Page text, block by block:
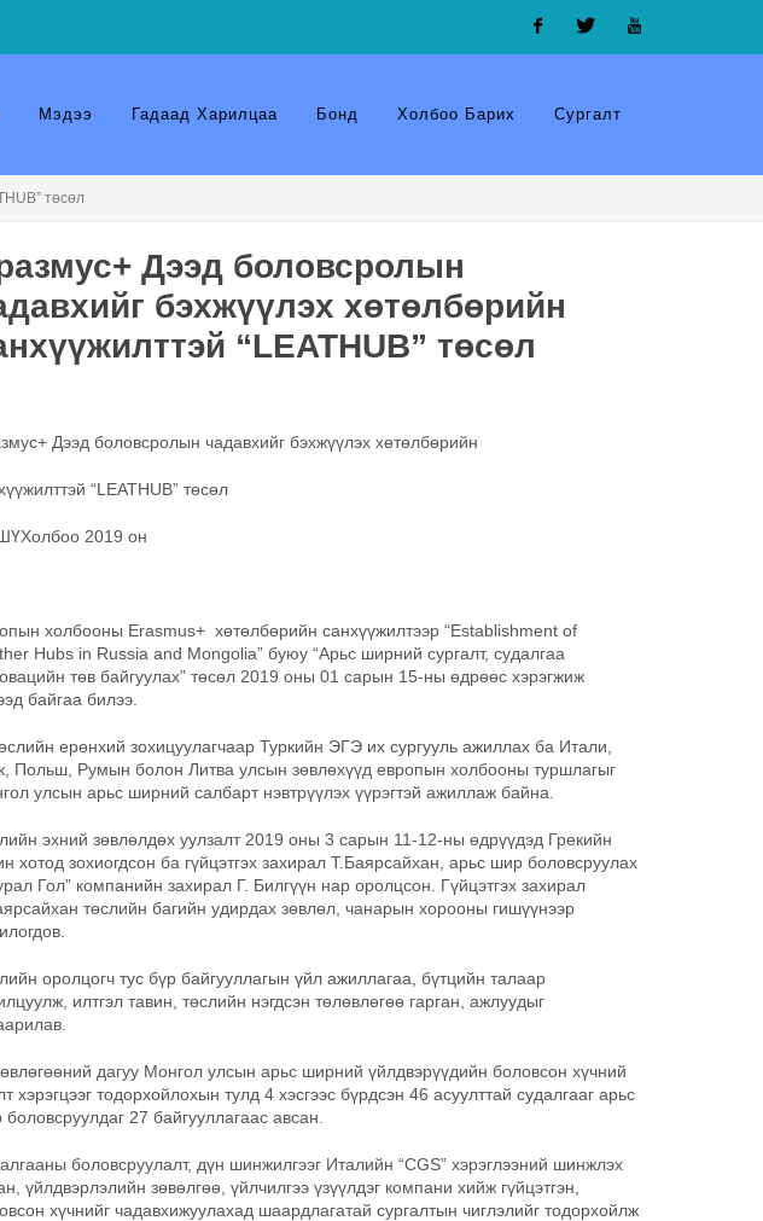
Мэдээ Гадаад Харилцаа Бонд Холбоо Барих Сургалт
төсөл
Дээд боловсролын
бэхжүүлэх хөтөлбөрийн
“LEATHUB” төсөл
Дээд боловсролын чадавхийг бэхжүүлэх хөтөлбөрийн
“LEATHUB” төсөл
2019 он
холбооны Erasmus+ хөтөлбөрийн санхүүжилтээр “Establishment of
Hubs in Russia and Mongolia” буюу “Арьс ширний сургалт, судалгаа
төв байгуулах” төсөл 2019 оны 01 сарын 15-ны өдрөөс хэрэгжиж
байгаа билээ.
ерөнхий зохицуулагчаар Туркийн ЭГЭ их сургууль ажиллах ба Итали,
Польш, Румын болон Литва улсын зөвлөхүүд европын холбооны туршлагыг
улсын арьс ширний салбарт нэвтрүүлэх үүрэгтэй ажиллаж байна.
эхний зөвлөлдөх уулзалт 2019 оны 3 сарын 11-12-ны өдрүүдэд Грекийн
хотод зохиогдсон ба гүйцэтгэх захирал Т.Баярсайхан, арьс шир боловсруулах
Гол” компанийн захирал Г. Билгүүн нар оролцсон. Гүйцэтгэх захирал
төслийн багийн удирдах зөвлөл, чанарын хорооны гишүүнээр
оролцогч тус бүр байгууллагын үйл ажиллагаа, бүтцийн талаар
илтгэл тавин, төслийн нэгдсэн төлөвлөгөө гарган, ажлуудыг
дагуу Монгол улсын арьс ширний үйлдвэрүүдийн боловсон хүчний
хэрэгцээг тодорхойлохын тулд 4 хэсгээс бүрдсэн 46 асуулттай судалгааг арьс
27 байгууллагаас авсан.
боловсруулалт, дүн шинжилгээг Италийн “CGS” хэрэглээний шинжлэх
үйлдвэрлэлийн зөвөлгөө, үйлчилгээ үзүүлдэг компани хийж гүйцэтгэн,
хүчнийг чадавхижуулахад шаардлагатай сургалтын чиглэлийг тодорхойлж